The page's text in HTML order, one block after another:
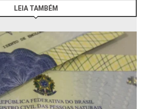
LEIA TAMBÉM